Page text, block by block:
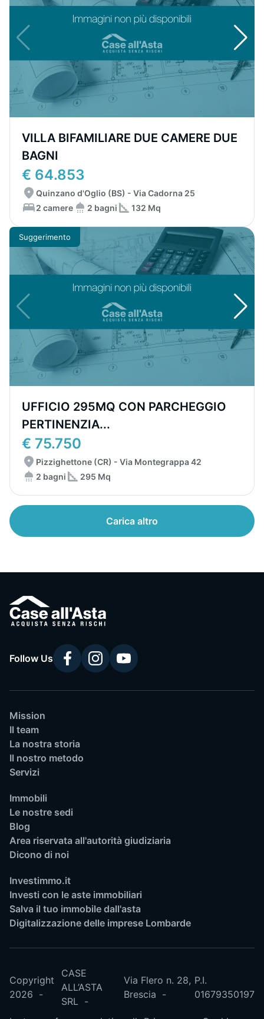
VILLA BIFAMILIARE DUE CAMERE DUE
BAGNI
€ 64.853
Quinzano d'Oglio (BS) - Via Cadorna 25
2 camere
2 bagni 132 Mq
Suggerimento
UFFICIO 295MQ CON PARCHEGGIO
PERTINENZIA...
€ 75.750
Pizzighettone (CR) - Via Montegrappa 42
2 bagni
295 Mq
Carica altro
Follow Us
Mission
Il team
La nostra storia
Il nostro metodo
Servizi
Immobili
Le nostre sedi
Blog
Area riservata all'autorità giudiziaria
Dicono di noi
Investimmo.it
Investi con le aste immobiliari
Salva il tuo immobile dall'asta
Digitalizzazione delle imprese Lombarde
Copyright
2026
CASE
ALL’ASTA
SRL
Via Flero n. 28,
Brescia
P.I.
01679350197